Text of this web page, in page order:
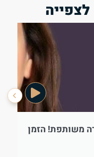
משותפת! הזמן